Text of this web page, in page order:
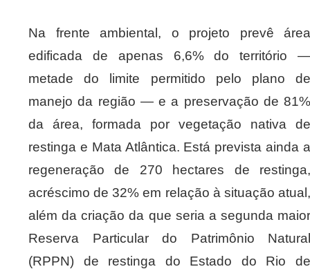
Na frente ambiental, o projeto prevê área
edificada de apenas 6,6% do território —
metade do limite permitido pelo plano de
manejo da região — e a preservação de 81%
da área, formada por vegetação nativa de
restinga e Mata Atlântica. Está prevista ainda a
regeneração de 270 hectares de restinga,
acréscimo de 32% em relação à situação atual,
além da criação da que seria a segunda maior
Reserva Particular do Patrimônio Natural
(RPPN) de restinga do Estado do Rio de